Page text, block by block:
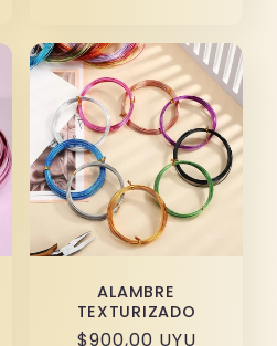
ALAMBRE
TEXTURIZADO
Precio
$900,00 UYU